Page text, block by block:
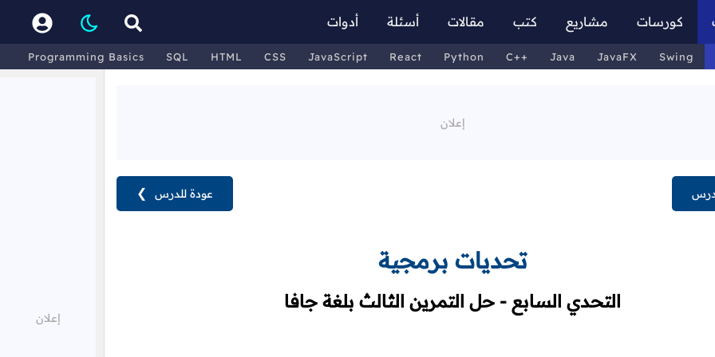
كورسات مشاريع كتب مقالات أسئلة أدوات
Programming Basics SQL HTML CSS JavaScript React Python C++ Java JavaFX Swing
عودة للدرس ❯
تحديات برمجية
التحدي السابع - حل التمرين الثالث بلغة جافا